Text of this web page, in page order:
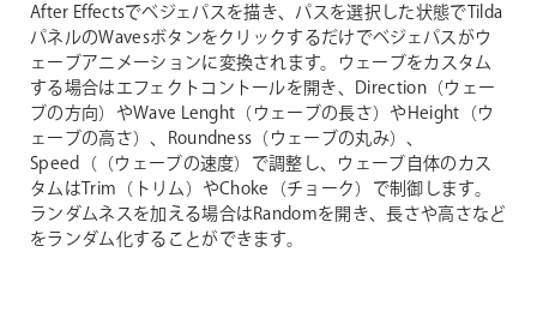
After Effectsでベジェパスを描き、パスを選択した状態でTilda
パネルのWavesボタンをクリックするだけでベジェパスがウ
ェーブアニメーションに変換されます。ウェーブをカスタム
する場合はエフェクトコントールを開き、Direction（ウェー
ブの方向）やWave Lenght（ウェーブの長さ）やHeight（ウ
ェーブの高さ）、Roundness（ウェーブの丸み）、
Speed（（ウェーブの速度）で調整し、ウェーブ自体のカス
タムはTrim（トリム）やChoke（チョーク）で制御します。
ランダムネスを加える場合はRandomを開き、長さや高さなど
をランダム化することができます。